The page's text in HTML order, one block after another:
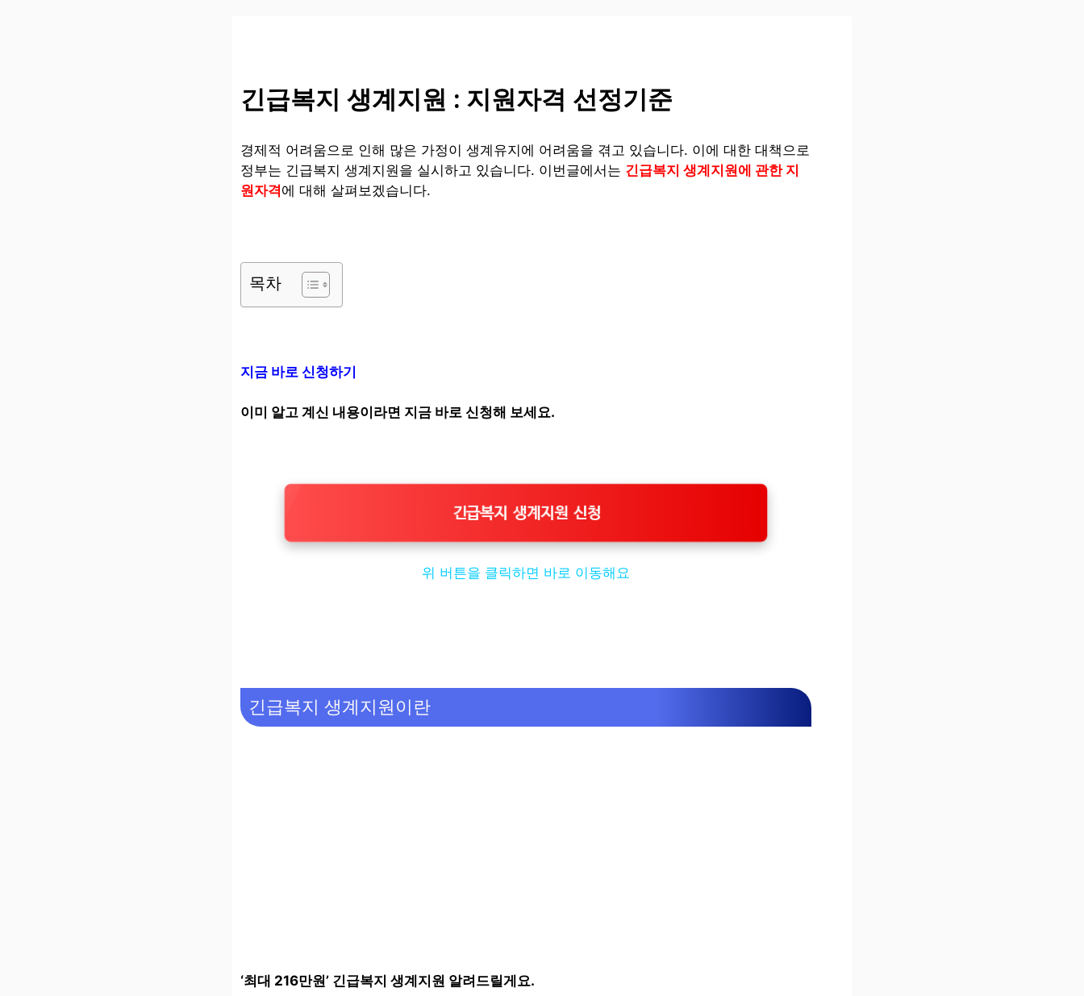
긴급복지 생계지원 : 지원자격 선정기준
경제적 어려움으로 인해 많은 가정이 생계유지에 어려움을 겪고 있습니다. 이에 대한 대책으로
정부는 긴급복지 생계지원을 실시하고 있습니다. 이번글에서는 긴급복지 생계지원에 관한 지
원자격에 대해 살펴보겠습니다.
목차
지금 바로 신청하기
이미 알고 계신 내용이라면 지금 바로 신청해 보세요.
긴급복지 생계지원 신청
위 버튼을 클릭하면 바로 이동해요
긴급복지 생계지원이란
‘최대 216만원’ 긴급복지 생계지원 알려드릴게요.